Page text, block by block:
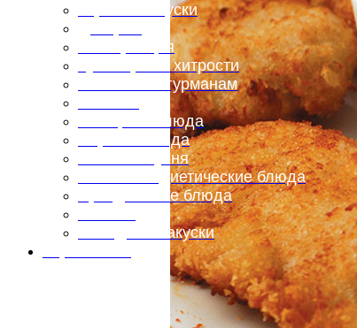
Горячие закуски
Консервация
Кулинарные хитрости
Маленьким гурманам
Овощные блюда
Первые блюда
Полевая кухня
Постные и диетические блюда
Праздничные блюда
Холодные закуски